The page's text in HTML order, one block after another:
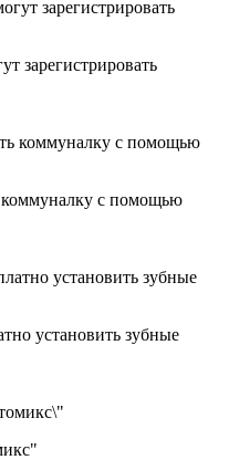
зарегистрировать
с помощью
установить зубные